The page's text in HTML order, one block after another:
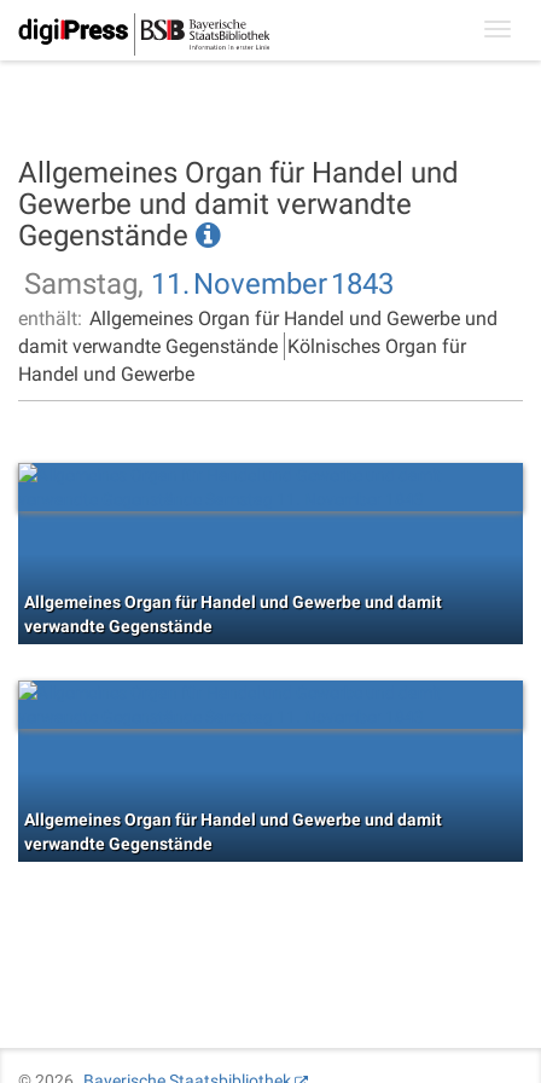
Allgemeines Organ für Handel und
Gewerbe und damit verwandte
Gegenstände
Samstag, 11. November1843
enthält: Allgemeines Organ für Handel und Gewerbe und
damit verwandte Gegenstände Kölnisches Organ für
Handel und Gewerbe
Allgemeines Organ für Handel und Gewerbe und damit
verwandte Gegenstände
Allgemeines Organ für Handel und Gewerbe und damit
verwandte Gegenstände